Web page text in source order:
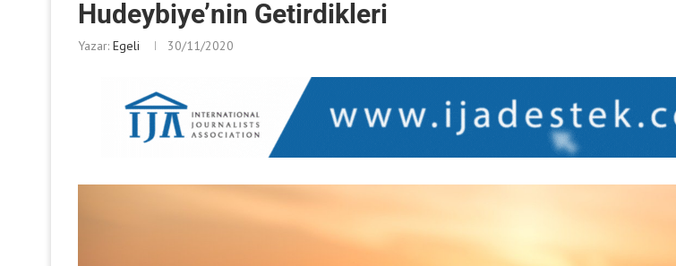
Hudeybiye’nin Getirdikleri
Yazar: Egeli 30/11/2020